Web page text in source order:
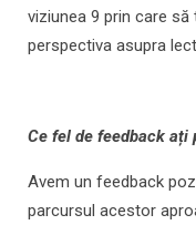
viziunea 9 prin care
perspectiva asupra
Ce fel de feedback
Avem un feedback
parcursul acestor